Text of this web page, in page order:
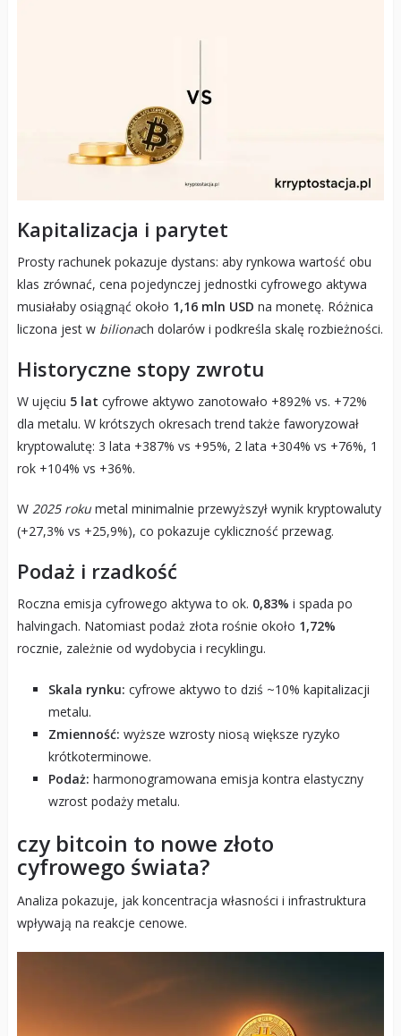
Kapitalizacja i parytet
Prosty rachunek pokazuje dystans: aby rynkowa wartość obu
klas zrównać, cena pojedynczej jednostki cyfrowego aktywa
musiałaby osiągnąć około 1,16 mln USD na monetę. Różnica
liczona jest w bilionach dolarów i podkreśla skalę rozbieżności.
Historyczne stopy zwrotu
W ujęciu 5 lat cyfrowe aktywo zanotowało +892% vs. +72%
dla metalu. W krótszych okresach trend także faworyzował
kryptowalutę: 3 lata +387% vs +95%, 2 lata +304% vs +76%, 1
rok +104% vs +36%.
W 2025 rokumetal minimalnie przewyższył wynik kryptowaluty
(+27,3% vs +25,9%), co pokazuje cykliczność przewag.
Podaż i rzadkość
Roczna emisja cyfrowego aktywa to ok. 0,83% i spada po
halvingach. Natomiast podaż złota rośnie około 1,72%
rocznie, zależnie od wydobycia i recyklingu.
Skala rynku: cyfrowe aktywo to dziś ~10% kapitalizacji
metalu.
Zmienność: wyższe wzrosty niosą większe ryzyko
krótkoterminowe.
Podaż: harmonogramowana emisja kontra elastyczny
wzrost podaży metalu.
czy bitcoin to nowe złoto
cyfrowego świata?
Analiza pokazuje, jak koncentracja własności i infrastruktura
wpływają na reakcje cenowe.